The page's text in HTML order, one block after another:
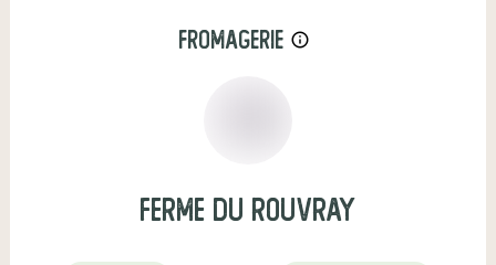
fromagerie info_outline
Ferme du rouvray